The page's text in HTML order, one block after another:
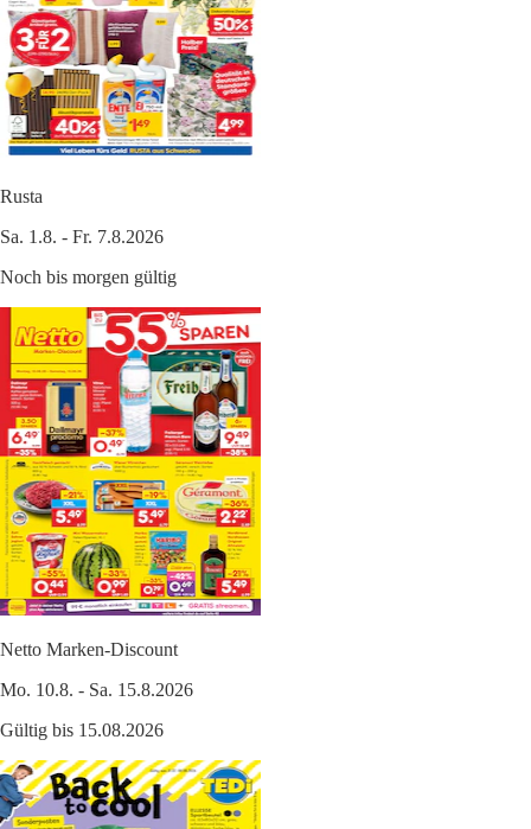
Rusta
Sa. 1.8. - Fr. 7.8.2026
Noch bis morgen gültig
Netto Marken-Discount
Mo. 10.8. - Sa. 15.8.2026
Gültig bis 15.08.2026